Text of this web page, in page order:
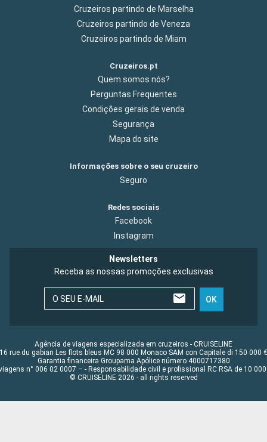
Cruzeiros partindo de Marselha
Cruzeiros partindo de Veneza
Cruzeiros partindo de Miam
Cruzeiros.pt
Quem somos nós?
Perguntas Frequentes
Condições gerais de venda
Segurança
Mapa do site
Informações sobre o seu cruzeiro
Seguro
Redes sociais
Facebook
Instagram
Newsletters
Receba as nossas promoções exclusivas
O SEU E-MAIL OK
Agência de viagens especializada em cruzeiros - CRUISELINE
16 rue du gabian Les flots bleus MC 98 000 Monaco SAM con Capitale di 150 000 €
Garantia financeira Groupama Apólice número 4000717380
n° 006 02 0007 – - Responsabilidade civil e profissional RC RSA de 10 000
© CRUISELINE 2026 - all rights reserved